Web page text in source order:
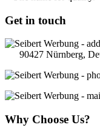
Get in touch
90427 Nürnberg,
Why Choose Us?